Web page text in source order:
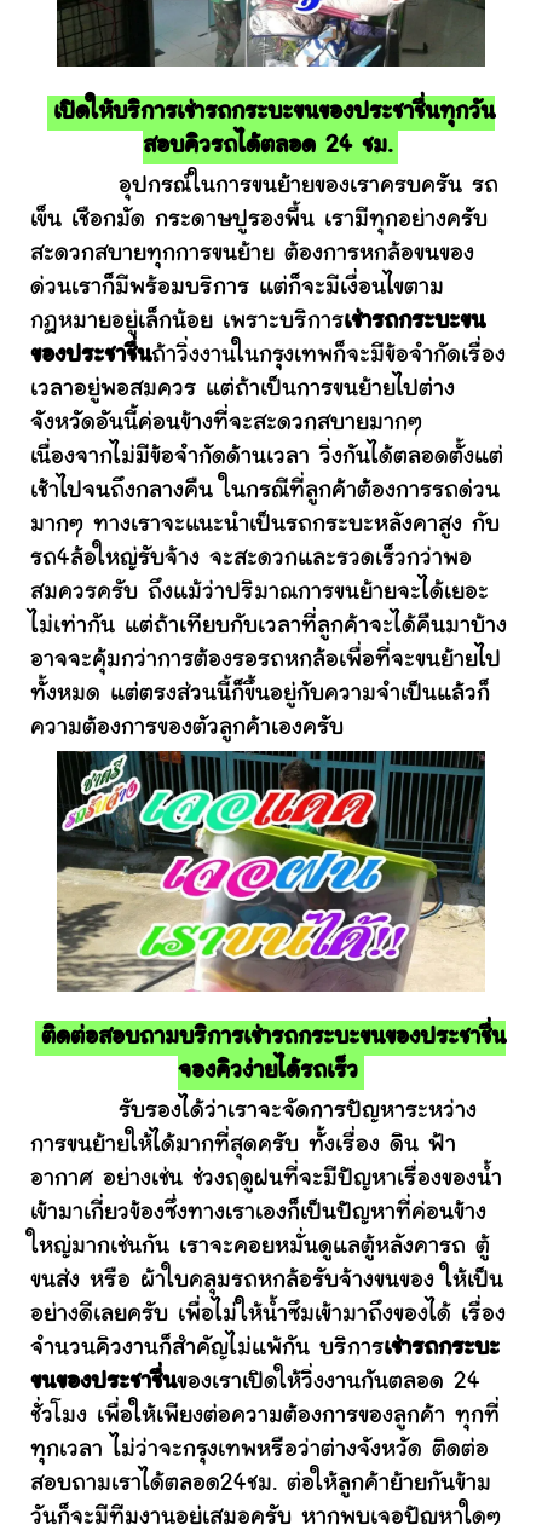
เปิดให้บริการเช่ารถกระบะขนของประชาชื่นทุกวัน
สอบคิวรถได้ตลอด 24 ชม.
อุปกรณ์ในการขนย้ายของเราครบครัน รถ
เข็น เชือกมัด กระดาษปูรองพื้น เรามีทุกอย่างครับ
สะดวกสบายทุกการขนย้าย ต้องการหกล้อขนของ
ด่วนเราก็มีพร้อมบริการ แต่ก็จะมีเงื่อนไขตาม
กฎหมายอยู่เล็กน้อย เพราะบริการเช่ารถกระบะขน
ของประชาชื่นถ้าวิ่งงานในกรุงเทพก็จะมีข้อจำกัดเรื่อง
เวลาอยู่พอสมควร แต่ถ้าเป็นการขนย้ายไปต่าง
จังหวัดอันนี้ค่อนข้างที่จะสะดวกสบายมากๆ
เนื่องจากไม่มีข้อจำกัดด้านเวลา วิ่งกันได้ตลอดตั้งแต่
เช้าไปจนถึงกลางคืน ในกรณีที่ลูกค้าต้องการรถด่วน
มากๆ ทางเราจะแนะนำเป็นรถกระบะหลังคาสูง กับ
รถ4ล้อใหญ่รับจ้าง จะสะดวกและรวดเร็วกว่าพอ
สมควรครับ ถึงแม้ว่าปริมาณการขนย้ายจะได้เยอะ
ไม่เท่ากัน แต่ถ้าเทียบกับเวลาที่ลูกค้าจะได้คืนมาบ้าง
อาจจะคุ้มกว่าการต้องรอรถหกล้อเพื่อที่จะขนย้ายไป
ทั้งหมด แต่ตรงส่วนนี้ก็ขึ้นอยู่กับความจำเป็นแล้วก็
ความต้องการของตัวลูกค้าเองครับ
ติดต่อสอบถามบริการเช่ารถกระบะขนของประชาชื่น
จองคิวง่ายได้รถเร็ว
รับรองได้ว่าเราจะจัดการปัญหาระหว่าง
การขนย้ายให้ได้มากที่สุดครับ ทั้งเรื่อง ดิน ฟ้า
อากาศ อย่างเช่น ช่วงฤดูฝนที่จะมีปัญหาเรื่องของน้ำ
เข้ามาเกี่ยวข้องซึ่งทางเราเองก็เป็นปัญหาที่ค่อนข้าง
ใหญ่มากเช่นกัน เราจะคอยหมั่นดูแลตู้หลังคารถ ตู้
ขนส่ง หรือ ผ้าใบคลุมรถหกล้อรับจ้างขนของ ให้เป็น
อย่างดีเลยครับ เพื่อไม่ให้น้ำซึมเข้ามาถึงของได้ เรื่อง
จำนวนคิวงานก็สำคัญไม่แพ้กัน บริการเช่ารถกระบะ
ขนของประชาชื่นของเราเปิดให้วิ่งงานกันตลอด 24
ชั่วโมง เพื่อให้เพียงต่อความต้องการของลูกค้า ทุกที่
ทุกเวลา ไม่ว่าจะกรุงเทพหรือว่าต่างจังหวัด ติดต่อ
สอบถามเราได้ตลอด24ชม. ต่อให้ลูกค้าย้ายกันข้าม
วันก็จะมีทีมงานอยู่เสมอครับ หากพบเจอปัญหาใดๆ